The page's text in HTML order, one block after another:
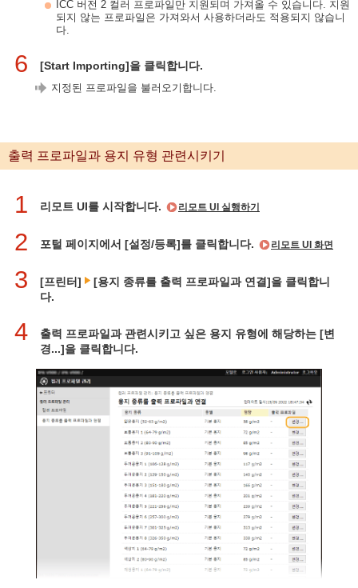
ICC 버전 2 컬러 프로파일만 지원되며 가져올 수 있습니다. 지원
되지 않는 프로파일은 가져와서 사용하더라도 적용되지 않습니
다.
6 [Start Importing]을 클릭합니다.
지정된 프로파일을 불러오기합니다.
출력 프로파일과 용지 유형 관련시키기
1 리모트 UI를 시작합니다. 리모트 UI 실행하기
2 포털 페이지에서 [설정/등록]를 클릭합니다. 리모트 UI 화면
3 [프린터]
[용지 종류를 출력 프로파일과 연결]을 클릭합니
다.
4
출력 프로파일과 관련시키고 싶은 용지 유형에 해당하는 [변
경...]을 클릭합니다.